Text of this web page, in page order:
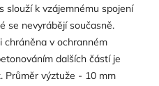
slouží k vzájemnému spojení
se nevyrábějí současně.
chráněna v ochranném
dalších částí je
Průměr výztuže - 10 mm